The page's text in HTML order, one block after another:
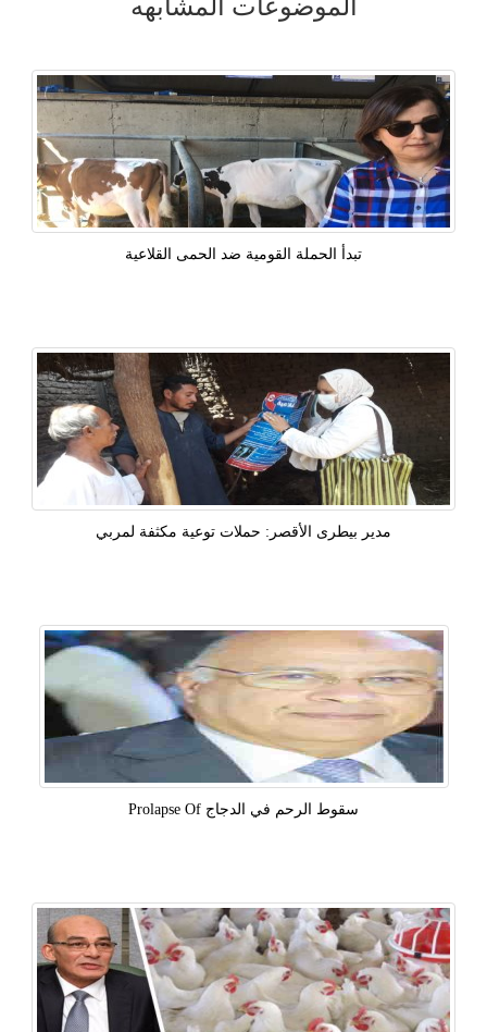
الموضوعات المشابهه
تبدأ الحملة القومية ضد الحمى القلاعية
مدير بيطرى الأقصر: حملات توعية مكثفة لمربي
سقوط الرحم في الدجاج Prolapse Of